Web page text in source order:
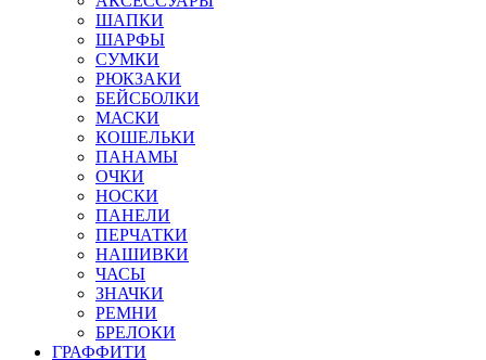
ШАПКИ
ШАРФЫ
СУМКИ
РЮКЗАКИ
БЕЙСБОЛКИ
МАСКИ
КОШЕЛЬКИ
ПАНАМЫ
ОЧКИ
НОСКИ
ПАНЕЛИ
ПЕРЧАТКИ
НАШИВКИ
ЧАСЫ
ЗНАЧКИ
РЕМНИ
БРЕЛОКИ
ГРАФФИТИ